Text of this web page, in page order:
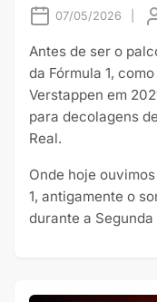
07/05/2026
Antes de ser o
da Fórmula 1,
Verstappen em
para decolagens
Real.
Onde hoje
1, antigamente o
durante a